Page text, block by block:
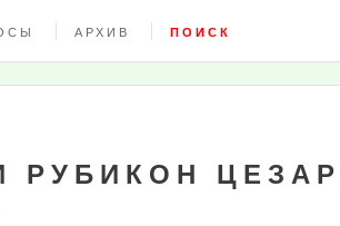
АРХИВ ПОИСК
РУБИКОН